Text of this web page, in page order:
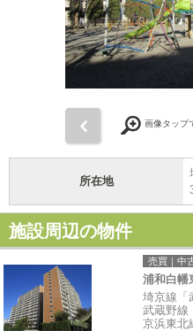
画像タップ
所在地
施設周辺の物件
売買｜中
浦和白幡
埼京線「
武蔵野線
京浜東北